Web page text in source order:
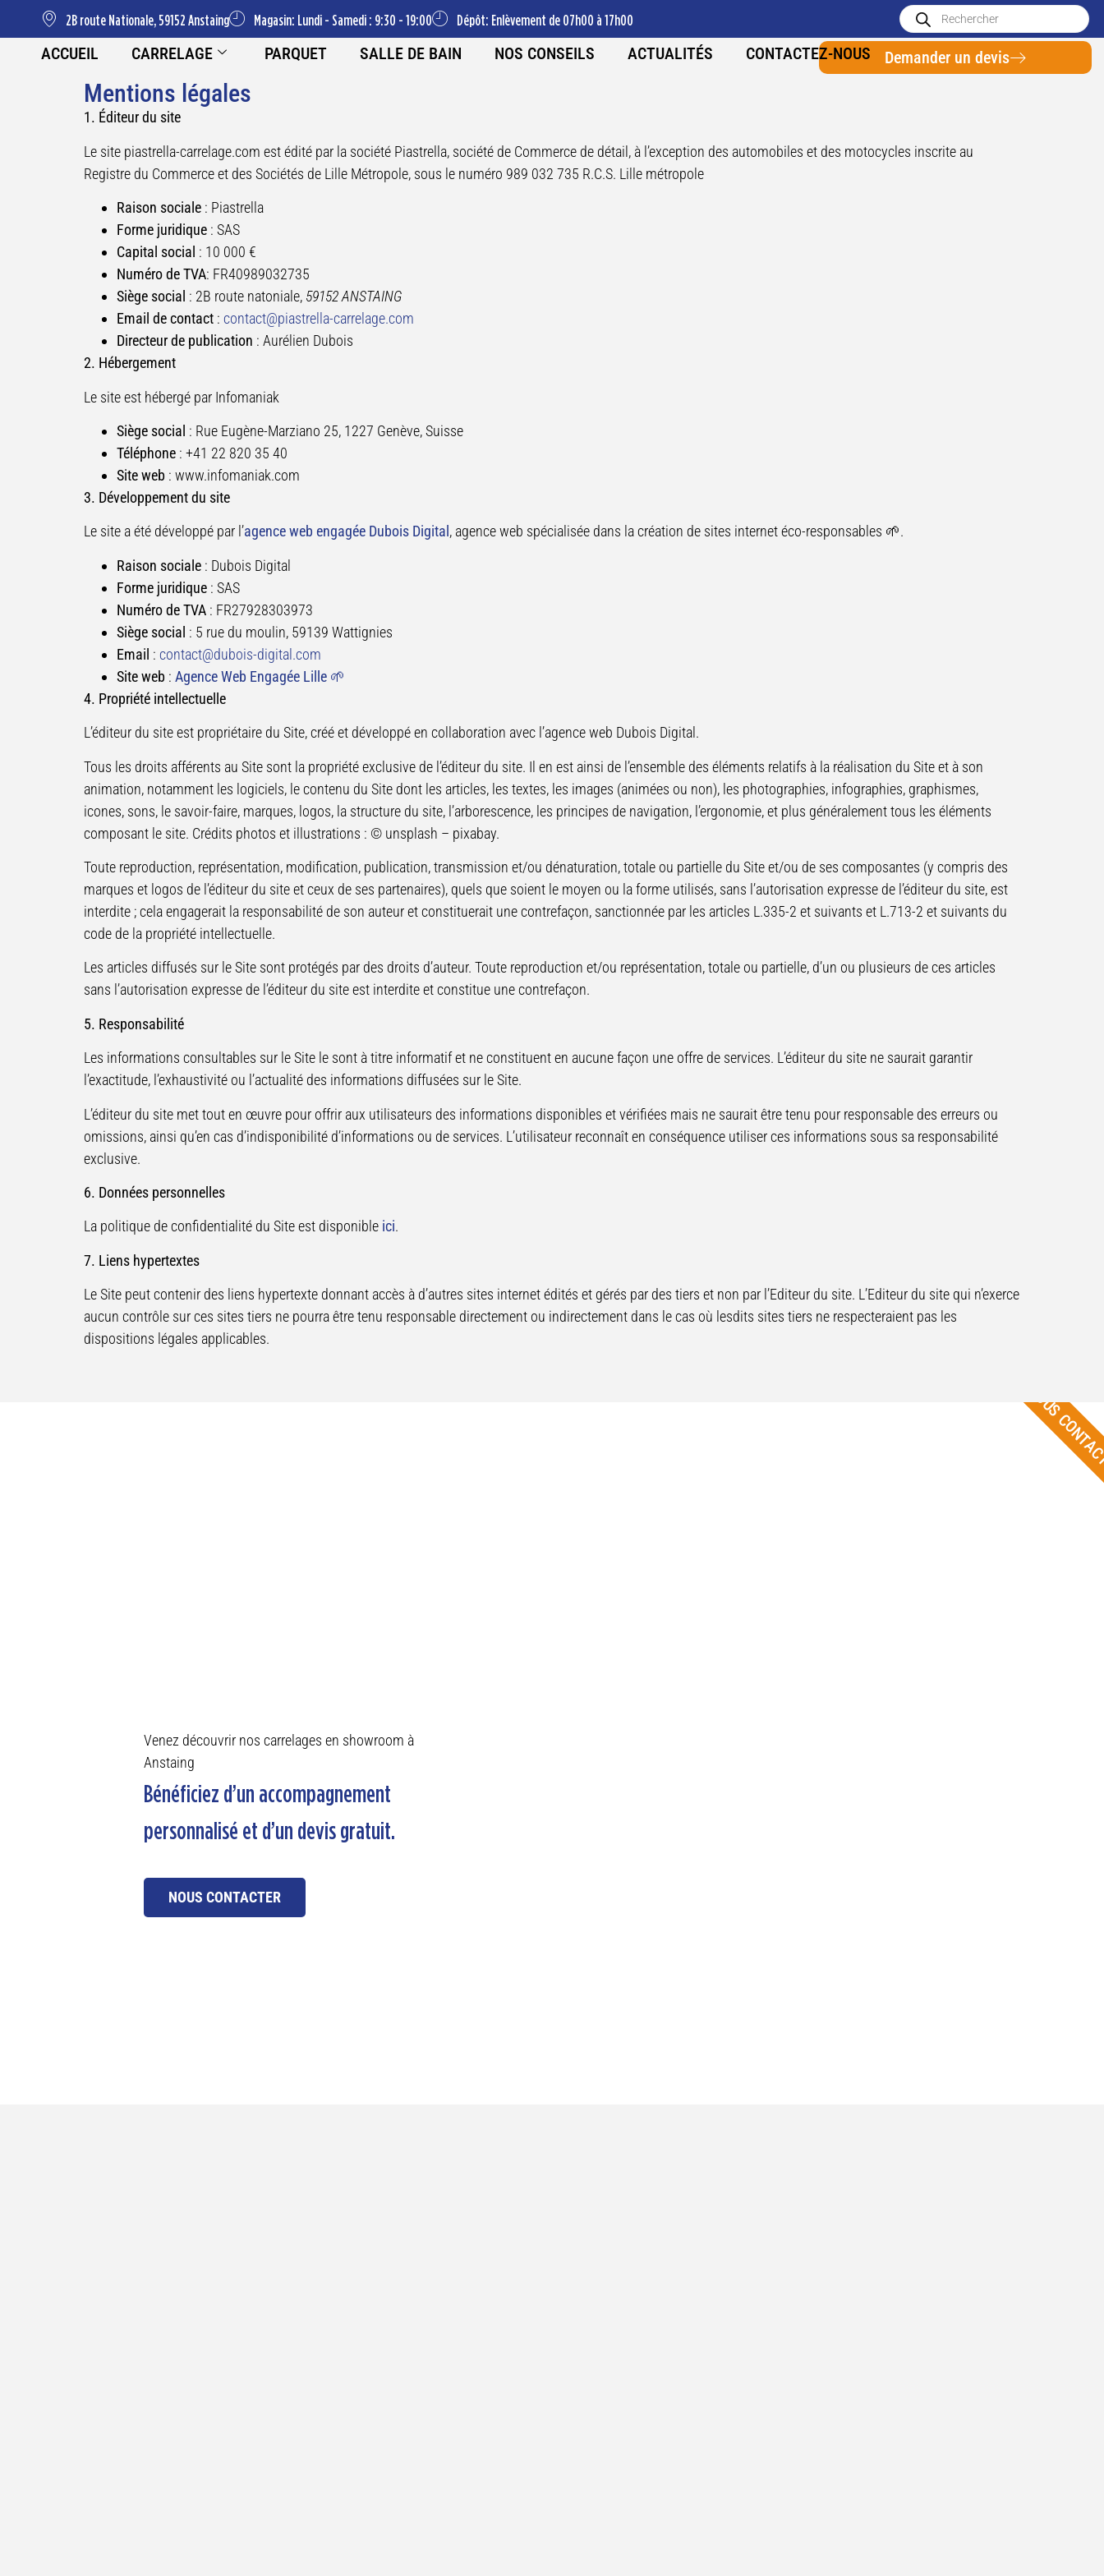
2B route Nationale, 59152 Anstaing Magasin: Lundi - Samedi : 9:30 - 19:00 Dépôt: Enlèvement de 07h00 à 17h00
ACCUEIL CARRELAGE PARQUET SALLE DE BAIN NOS CONSEILS ACTUALITÉS CONTACTEZ-NOUS Demander un devis
Mentions légales
1. Éditeur du site
Le site piastrella-carrelage.com est édité par la société Piastrella, société de Commerce de détail, à l’exception des automobiles et des motocycles inscrite au
Registre du Commerce et des Sociétés de Lille Métropole, sous le numéro 989 032 735 R.C.S. Lille métropole
Raison sociale : Piastrella
Forme juridique : SAS
Capital social : 10 000 €
Numéro de TVA: FR40989032735
Siège social : 2B route natoniale, 59152 ANSTAING
Email de contact : contact@piastrella-carrelage.com
Directeur de publication : Aurélien Dubois
2. Hébergement
Le site est hébergé par Infomaniak
Siège social : Rue Eugène-Marziano 25, 1227 Genève, Suisse
Téléphone : +41 22 820 35 40
Site web : www.infomaniak.com
3. Développement du site
Le site a été développé par l’agence web engagée Dubois Digital , agence web spécialisée dans la création de sites internet éco-responsables 🌱.
Raison sociale : Dubois Digital
Forme juridique : SAS
Numéro de TVA : FR27928303973
Siège social : 5 rue du moulin, 59139 Wattignies
Email : contact@dubois-digital.com
Site web : Agence Web Engagée Lille 🌱
4. Propriété intellectuelle
L’éditeur du site est propriétaire du Site, créé et développé en collaboration avec l’agence web Dubois Digital.
Tous les droits afférents au Site sont la propriété exclusive de l’éditeur du site. Il en est ainsi de l’ensemble des éléments relatifs à la réalisation du Site et à son
animation, notamment les logiciels, le contenu du Site dont les articles, les textes, les images (animées ou non), les photographies, infographies, graphismes,
icones, sons, le savoir-faire, marques, logos, la structure du site, l’arborescence, les principes de navigation, l’ergonomie, et plus généralement tous les éléments
composant le site. Crédits photos et illustrations : © unsplash – pixabay.
Toute reproduction, représentation, modification, publication, transmission et/ou dénaturation, totale ou partielle du Site et/ou de ses composantes (y compris des
marques et logos de l’éditeur du site et ceux de ses partenaires), quels que soient le moyen ou la forme utilisés, sans l’autorisation expresse de l’éditeur du site, est
interdite ; cela engagerait la responsabilité de son auteur et constituerait une contrefaçon, sanctionnée par les articles L.335-2 et suivants et L.713-2 et suivants du
code de la propriété intellectuelle.
Les articles diffusés sur le Site sont protégés par des droits d’auteur. Toute reproduction et/ou représentation, totale ou partielle, d’un ou plusieurs de ces articles
sans l’autorisation expresse de l’éditeur du site est interdite et constitue une contrefaçon.
5. Responsabilité
Les informations consultables sur le Site le sont à titre informatif et ne constituent en aucune façon une offre de services. L’éditeur du site ne saurait garantir
l’exactitude, l’exhaustivité ou l’actualité des informations diffusées sur le Site.
L’éditeur du site met tout en œuvre pour offrir aux utilisateurs des informations disponibles et vérifiées mais ne saurait être tenu pour responsable des erreurs ou
omissions, ainsi qu’en cas d’indisponibilité d’informations ou de services. L’utilisateur reconnaît en conséquence utiliser ces informations sous sa responsabilité
exclusive.
6. Données personnelles
La politique de confidentialité du Site est disponible ici.
7. Liens hypertextes
Le Site peut contenir des liens hypertexte donnant accès à d’autres sites internet édités et gérés par des tiers et non par l’Editeur du site. L’Editeur du site qui n’exerce
aucun contrôle sur ces sites tiers ne pourra être tenu responsable directement ou indirectement dans le cas où lesdits sites tiers ne respecteraient pas les
dispositions légales applicables.
Venez découvrir nos carrelages en showroom à
Anstaing
Bénéficiez d’un accompagnement
personnalisé et d’un devis gratuit.
NOUS CONTACTER
NOUS